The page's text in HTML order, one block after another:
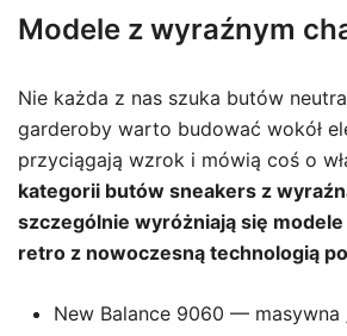
Modele z wyraźnym
Nie każda z nas szuka butów
garderoby warto budować wokół
przyciągają wzrok i mówią coś o
kategorii butów sneakers z
szczególnie wyróżniają się modele
retro z nowoczesną technologią
New Balance 9060 — masywna